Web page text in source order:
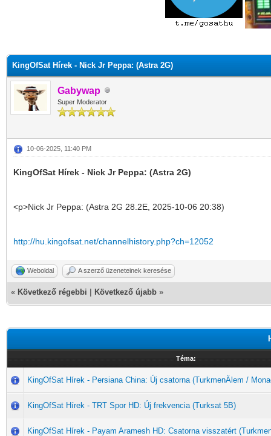
KingOfSat Hírek - Nick Jr Peppa: (Astra 2G)
Gabywap
Super Moderator
10-06-2025, 11:40 PM
KingOfSat Hírek - Nick Jr Peppa: (Astra 2G)
<p>Nick Jr Peppa: (Astra 2G 28.2E, 2025-10-06 20:38)
http://hu.kingofsat.net/channelhistory.php?ch=12052
Weboldal A szerző üzeneteinek keresése
« Következő régebbi Következő újabb »
Téma:
KingOfSat Hírek - Persiana China: Új csatorna (TurkmenÄlem /
KingOfSat Hírek - TRT Spor HD: Új frekvencia (Turksat 5B)
KingOfSat Hírek - Payam Aramesh HD: Csatorna visszatért